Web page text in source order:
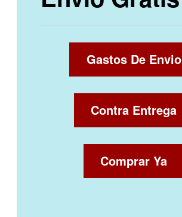
Gastos De Envio
Contra Entrega
Comprar Ya